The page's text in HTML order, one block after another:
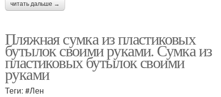
читать дальше →
Пляжная сумка из пластиковых
бутылок своими руками. Сумка из
пластиковых бутылок своими
руками
Теги: #Лен